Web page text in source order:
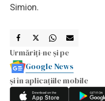
Simion.
Urmăriți-ne și pe
Google News
și în aplicațiile mobile